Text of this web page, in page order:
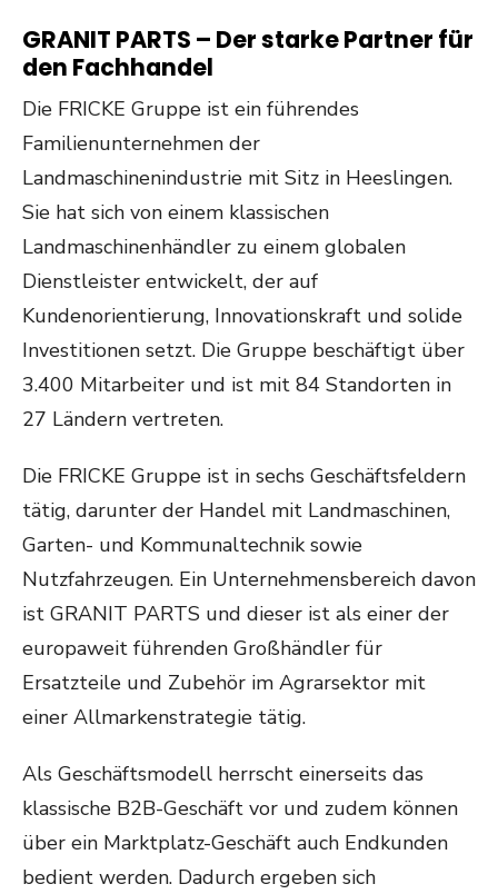
GRANIT PARTS – Der starke Partner für
den Fachhandel
Die FRICKE Gruppe ist ein führendes
Familienunternehmen der
Landmaschinenindustrie mit Sitz in Heeslingen.
Sie hat sich von einem klassischen
Landmaschinenhändler zu einem globalen
Dienstleister entwickelt, der auf
Kundenorientierung, Innovationskraft und solide
Investitionen setzt. Die Gruppe beschäftigt über
3.400 Mitarbeiter und ist mit 84 Standorten in
27 Ländern vertreten.
Die FRICKE Gruppe ist in sechs Geschäftsfeldern
tätig, darunter der Handel mit Landmaschinen,
Garten- und Kommunaltechnik sowie
Nutzfahrzeugen. Ein Unternehmensbereich davon
ist GRANIT PARTS und dieser ist als einer der
europaweit führenden Großhändler für
Ersatzteile und Zubehör im Agrarsektor mit
einer Allmarkenstrategie tätig.
Als Geschäftsmodell herrscht einerseits das
klassische B2B-Geschäft vor und zudem können
über ein Marktplatz-Geschäft auch Endkunden
bedient werden. Dadurch ergeben sich